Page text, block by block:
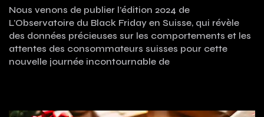
Nous venons de publier l’édition 2024 de
L’Observatoire du Black Friday en Suisse, qui révèle
des données précieuses sur les comportements et les
attentes des consommateurs suisses pour cette
nouvelle journée incontournable de